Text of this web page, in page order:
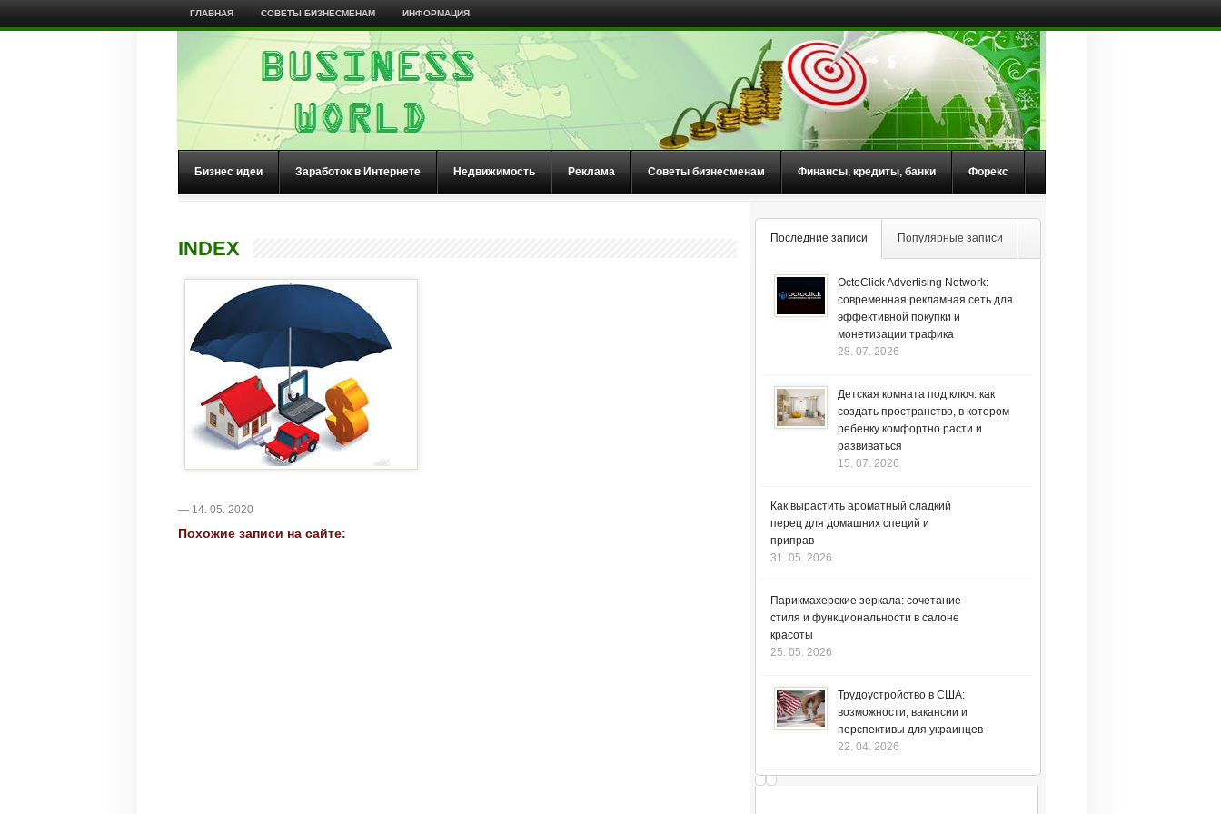
ГЛАВНАЯ СОВЕТЫ БИЗНЕСМЕНАМ ИНФОРМАЦИЯ
Бизнес идеи Заработок в Интернете Недвижимость Реклама Советы бизнесменам Финансы, кредиты, банки Форекс
INDEX
— 14. 05. 2020
Похожие записи на сайте:
Последние записи Популярные записи
OctoClick Advertising Network:
современная рекламная сеть для
эффективной покупки и
монетизации трафика
28. 07. 2026
Детская комната под ключ: как
создать пространство, в котором
ребенку комфортно расти и
развиваться
15. 07. 2026
Как вырастить ароматный сладкий
перец для домашних специй и
приправ
31. 05. 2026
Парикмахерские зеркала: сочетание
стиля и функциональности в салоне
красоты
25. 05. 2026
Трудоустройство в США:
возможности, вакансии и
перспективы для украинцев
22. 04. 2026